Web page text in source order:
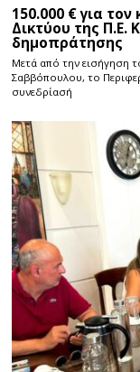
150.000 € για
Δικτύου της Π.Ε.
δημοπράτησης
Μετά από την εισήγηση
Σαββόπουλου, το
συνεδρίασή